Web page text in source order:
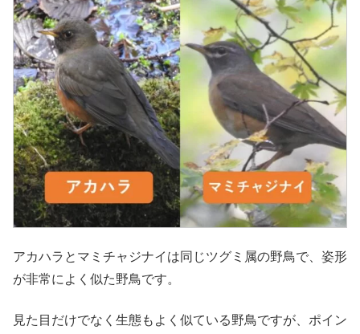
アカハラとマミチャジナイは同じツグミ属の野鳥で、姿形
が非常によく似た野鳥です。
見た目だけでなく生態もよく似ている野鳥ですが、ポイン